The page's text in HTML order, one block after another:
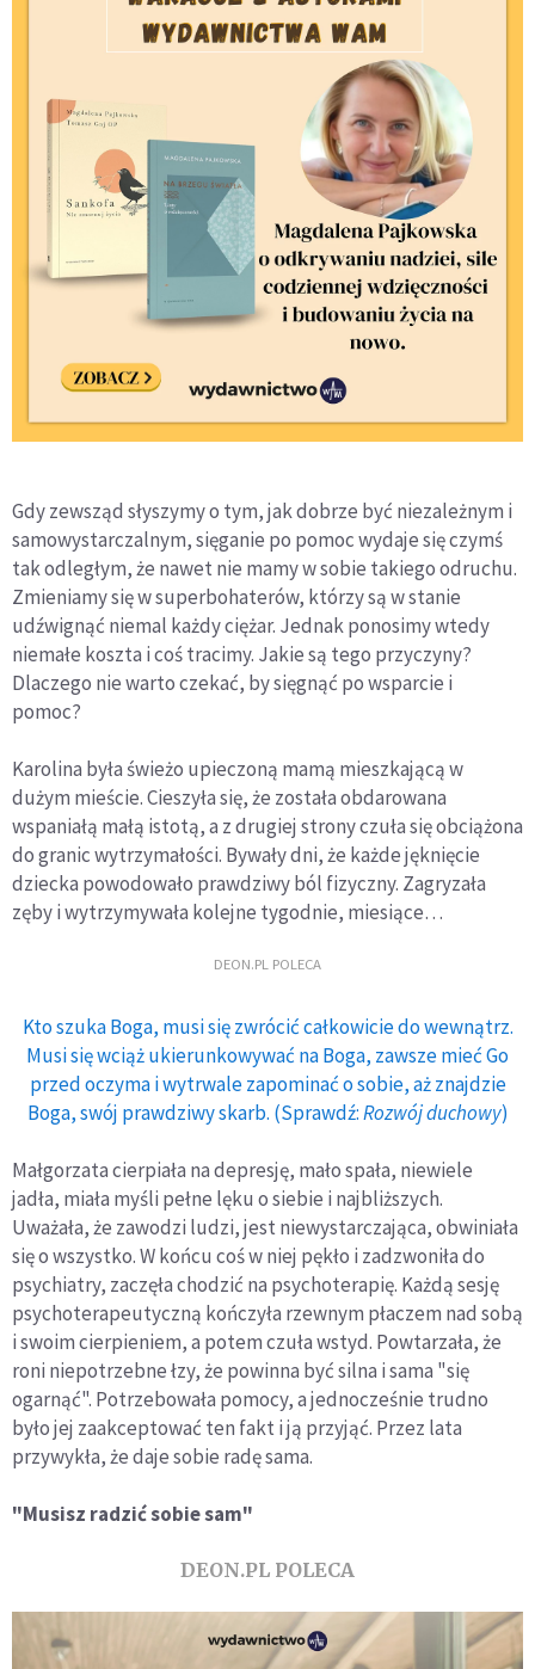
Gdy zewsząd słyszymy o tym, jak dobrze być niezależnym i
samowystarczalnym, sięganie po pomoc wydaje się czymś
tak odległym, że nawet nie mamy w sobie takiego odruchu.
Zmieniamy się w superbohaterów, którzy są w stanie
udźwignąć niemal każdy ciężar. Jednak ponosimy wtedy
niemałe koszta i coś tracimy. Jakie są tego przyczyny?
Dlaczego nie warto czekać, by sięgnąć po wsparcie i
pomoc?
Karolina była świeżo upieczoną mamą mieszkającą w
dużym mieście. Cieszyła się, że została obdarowana
wspaniałą małą istotą, a z drugiej strony czuła się obciążona
do granic wytrzymałości. Bywały dni, że każde jęknięcie
dziecka powodowało prawdziwy ból fizyczny. Zagryzała
zęby i wytrzymywała kolejne tygodnie, miesiące…
DEON.PL POLECA
Kto szuka Boga, musi się zwrócić całkowicie do wewnątrz.
Musi się wciąż ukierunkowywać na Boga, zawsze mieć Go
przed oczyma i wytrwale zapominać o sobie, aż znajdzie
Boga, swój prawdziwy skarb. (Sprawdź:Rozwój duchowy)
Małgorzata cierpiała na depresję, mało spała, niewiele
jadła, miała myśli pełne lęku o siebie i najbliższych.
Uważała, że zawodzi ludzi, jest niewystarczająca, obwiniała
się o wszystko. W końcu coś w niej pękło i zadzwoniła do
psychiatry, zaczęła chodzić na psychoterapię. Każdą sesję
psychoterapeutyczną kończyła rzewnym płaczem nad sobą
i swoim cierpieniem, a potem czuła wstyd. Powtarzała, że
roni niepotrzebne łzy, że powinna być silna i sama "się
ogarnąć". Potrzebowała pomocy, a jednocześnie trudno
było jej zaakceptować ten fakt i ją przyjąć. Przez lata
przywykła, że daje sobie radę sama.
"Musisz radzić sobie sam"
DEON.PL POLECA